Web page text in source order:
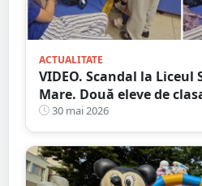
ACTUALITATE
VIDEO. Scandal la
Mare. Două eleve de
colegele filmau și râdeau
30 mai 2026